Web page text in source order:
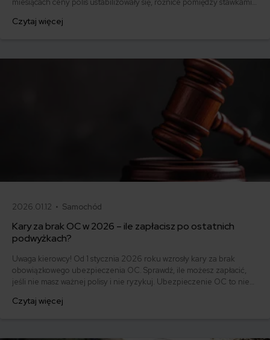
miesiącach ceny polis ustabilizowały się, różnice pomiędzy stawkami
500 zł, inni – powyżej 1500 zł. Gdzie znaleźć najtańsze OC w Polsce
Czytaj więcej
2026.01.12 • Samochód
Kary za brak OC w 2026 – ile zapłacisz po ostatnich
podwyżkach?
Uwaga kierowcy! Od 1 stycznia 2026 roku wzrosły kary za brak
obowiązkowego ubezpieczenia OC. Sprawdź, ile możesz zapłacić,
jeśli nie masz ważnej polisy i nie ryzykuj. Ubezpieczenie OC to nie
ruchu drogowego.
Czytaj więcej